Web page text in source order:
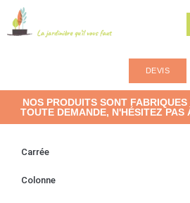
DEVIS
NOS PRODUITS SONT
TOUTE DEMANDE, N'HÉSITEZ PAS
Carrée
Colonne